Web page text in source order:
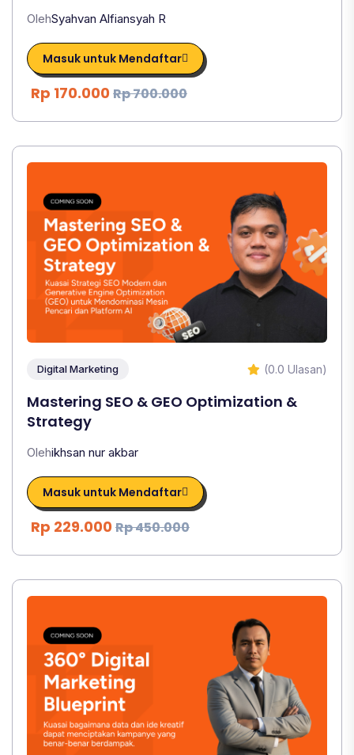
OlehSyahvan Alfiansyah R
Masuk untuk Mendaftar
Rp 170.000 Rp 700.000
Digital Marketing (0.0 Ulasan)
Mastering SEO & GEO Optimization &
Strategy
Olehikhsan nur akbar
Masuk untuk Mendaftar
Rp 229.000 Rp 450.000